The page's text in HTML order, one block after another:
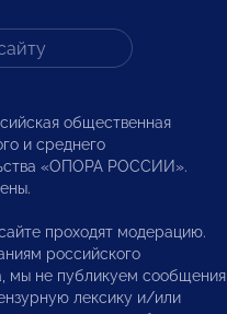
общественная
и среднего
«ОПОРА РОССИИ».
проходят модерацию.
российского
мы не публикуем сообщения,
лексику и/или